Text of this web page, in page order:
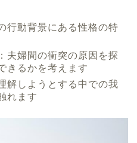
行動背景にある性格の特
：夫婦間の衝突の原因を探
きるかを考えます
解しようとする中での我
れます